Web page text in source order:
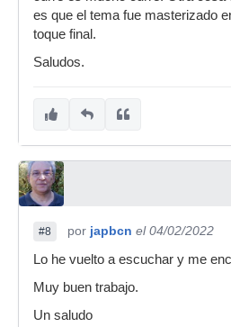
es que el tema fue masterizado
toque final.
Saludos.
#8 por japbcn el 04/02/2022
Lo he vuelto a escuchar y me
Muy buen trabajo.
Un saludo